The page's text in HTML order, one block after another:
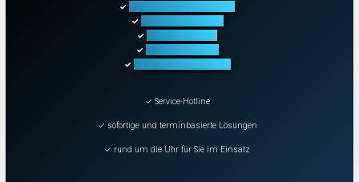
✓
✓
✓
✓
✓
✓ Service-Hotline
✓ sofortige und terminbasierte Lösungen
✓ rund um die Uhr für Sie im Einsatz